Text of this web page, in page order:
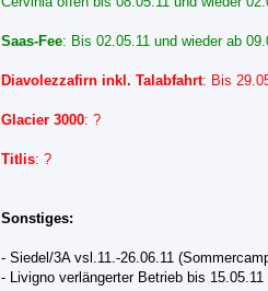
Saas-Fee: Bis 02.05.11 und wieder ab
Diavolezzafirn inkl. Talabfahrt: Bis
Glacier 3000: ?
Titlis: ?
Sonstiges:
- Siedel/3A vsl.11.-26.06.11
- Livigno verlängerter Betrieb bis 15.05.11